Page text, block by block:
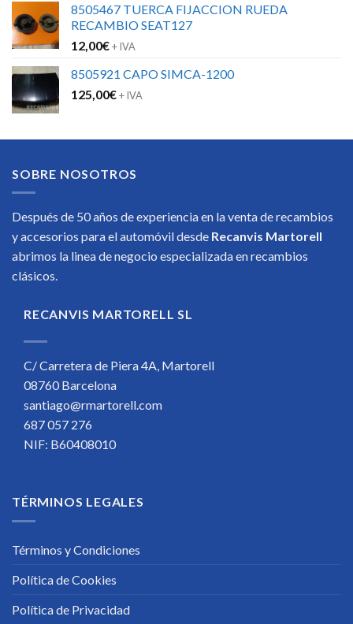
8505467 TUERCA FIJACCION RUEDA
RECAMBIO SEAT127
12,00€+ IVA
8505921 CAPO SIMCA-1200
125,00€+ IVA
SOBRE NOSOTROS
Después de 50 años de experiencia en la venta de recambios
y accesorios para el automóvil desde Recanvis Martorell
abrimos la linea de negocio especializada en recambios
clásicos.
RECANVIS MARTORELL SL
C/ Carretera de Piera 4A, Martorell
08760 Barcelona
santiago@rmartorell.com
687 057 276
NIF: B60408010
TÉRMINOS LEGALES
Términos y Condiciones
Política de Cookies
Política de Privacidad